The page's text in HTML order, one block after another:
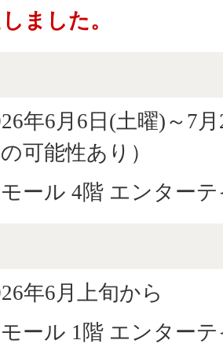
ました。
年6月6日(土曜)～7
可能性あり）
モール 4階 エンター
年6月上旬から
モール 1階 エンター